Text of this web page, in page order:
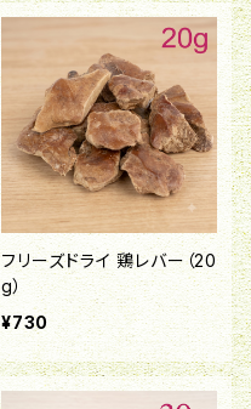
フリーズドライ 鶏レバー（20
g）
¥730